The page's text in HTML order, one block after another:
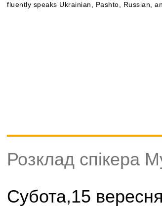
fluently speaks Ukrainian, Pashto, Russian,
Розклад спікера
Субота,15 вересня